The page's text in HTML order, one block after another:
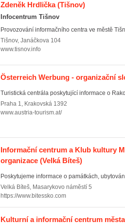
Zdeněk Hrdlička(Tišnov)
Infocentrum Tišnov
Provozování informačního centra ve městě
Tišnov, Janáčkova 104
www.tisnov.info
Österreich Werbung - organizační
Turistická centrála poskytující informace o
Praha 1, Krakovská 1392
www.austria-tourism.at/
Informační centrum a Klub kultury
organizace (Velká Bíteš)
Poskytujeme informace o památkách,
Velká Bíteš, Masarykovo náměstí 5
https://www.bitessko.com
Kulturní a informační centrum